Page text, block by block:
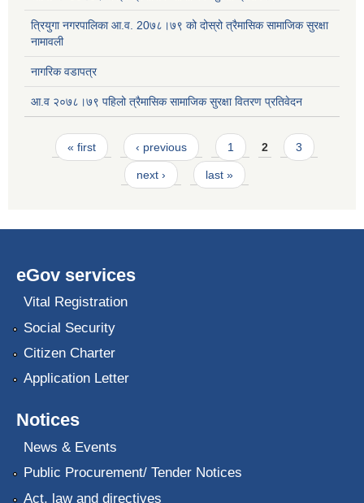
त्रियुगा नगरपालिका आ.व. 20७८।७९ को दोस्रो त्रैमासिक सामाजिक सुरक्षा
नामावली
नागरिक वडापत्र
आ.व २०७८।७९ पहिलो त्रैमासिक सामाजिक सुरक्षा वितरण प्रतिवेदन
Pages
« first ‹ previous 1 2 3
next › last »
eGov services
Vital Registration
Social Security
Citizen Charter
Application Letter
Notices
News & Events
Public Procurement/ Tender Notices
Act, law and directives